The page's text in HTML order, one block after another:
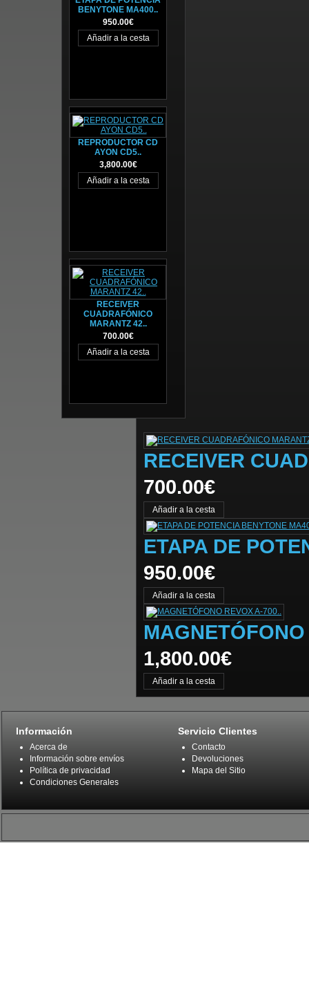
BENYTONE MA400..
950.00€
REPRODUCTOR CD
AYON CD5..
3,800.00€
RECEIVER
CUADRAFÓNICO
MARANTZ 42..
700.00€
RECEIVER
700.00€
ETAPA DE
950.00€
1,800.00€
Información
Acerca de
Información sobre envíos
Política de privacidad
Condiciones Generales
Servicio Clientes
Contacto
Devoluciones
Mapa del Sitio